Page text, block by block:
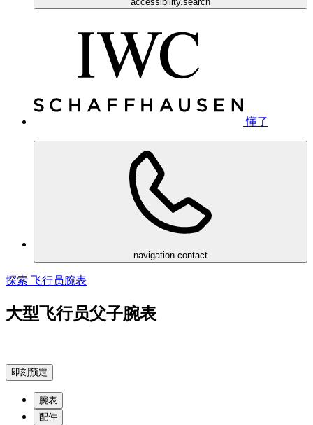
懂了
navigation.contact
探索 飞行员腕表
大型飞行员父子腕表
即刻预定
腕表
配件